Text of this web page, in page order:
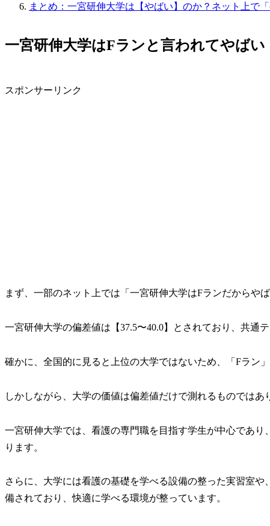
まとめ：一宮研伸大学は【やばい】のか？ネット上で
一宮研伸大学はFランと言われてやばい
スポンサーリンク
まず、一部のネット上では「一宮研伸大学はFランだからや
一宮研伸大学の偏差値は【37.5〜40.0】とされており、共通
確かに、全国的に見ると上位の大学ではないため、「Fラン
しかしながら、大学の価値は偏差値だけで測れるものではあ
一宮研伸大学では、看護の専門職を目指す学生が中心であり、
ります。
さらに、大学には看護の基礎を学べる設備の整った実習室
備されており、快適に学べる環境が整っています。